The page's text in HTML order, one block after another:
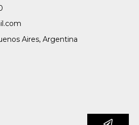
Aires, Argentina